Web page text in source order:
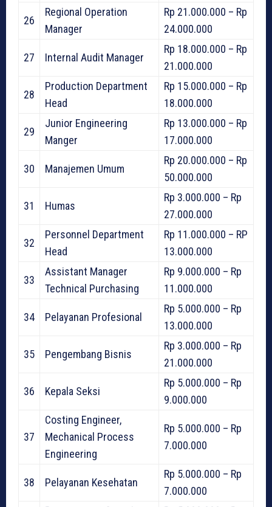
26
Regional Operation
Manager
Rp 21.000.000 – Rp
24.000.000
27 Internal Audit Manager
Rp 18.000.000 – Rp
21.000.000
28
Production Department
Head
Rp 15.000.000 – Rp
18.000.000
29
Junior Engineering
Manger
Rp 13.000.000 – Rp
17.000.000
30 Manajemen Umum
Rp 20.000.000 – Rp
50.000.000
31 Humas
Rp 3.000.000 – Rp
27.000.000
32
Personnel Department
Head
Rp 11.000.000 – RP
13.000.000
33
Assistant Manager
Technical Purchasing
Rp 9.000.000 – Rp
11.000.000
34 Pelayanan Profesional
Rp 5.000.000 – Rp
13.000.000
35 Pengembang Bisnis
Rp 3.000.000 – Rp
21.000.000
36 Kepala Seksi
Rp 5.000.000 – Rp
9.000.000
37
Costing Engineer,
Mechanical Process
Engineering
Rp 5.000.000 – Rp
7.000.000
38 Pelayanan Kesehatan
Rp 5.000.000 – Rp
7.000.000